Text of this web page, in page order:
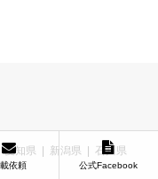
愛知県 新潟県
石川県
依頼 公式Facebook